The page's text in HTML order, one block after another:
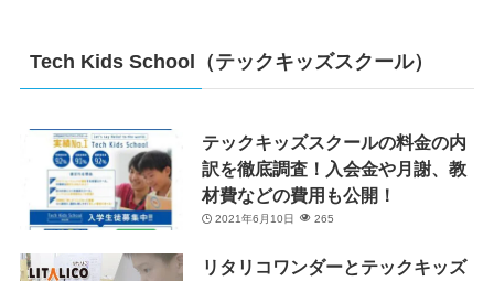
Tech Kids School（テックキッズスクール）
テックキッズスクールの料金の内
訳を徹底調査！入会金や月謝、教
材費などの費用も公開！
2021年6月10日 265
リタリコワンダーとテックキッズ